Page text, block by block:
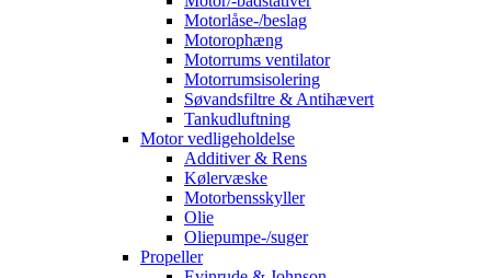
Motorlåse-/beslag
Motorophæng
Motorrums ventilator
Motorrumsisolering
Søvandsfiltre & Antihævert
Tankudluftning
Motor vedligeholdelse
Additiver & Rens
Kølervæske
Motorbensskyller
Olie
Oliepumpe-/suger
Propeller